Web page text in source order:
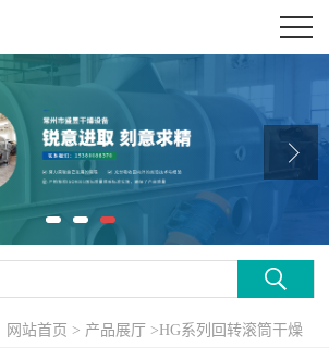
网站首页 > 产品展厅 >HG系列回转滚筒干燥